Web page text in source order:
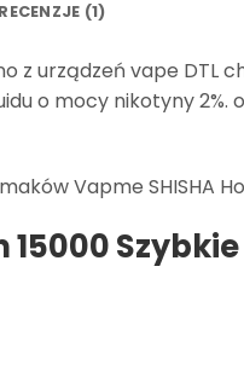
RECENZJE (1)
z urządzeń vape DTL
o mocy nikotyny 2%.
Vapme SHISHA
Szybkie